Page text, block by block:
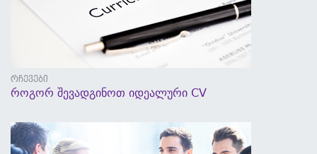
რჩევები
როგორ შევადგინოთ იდეალური CV